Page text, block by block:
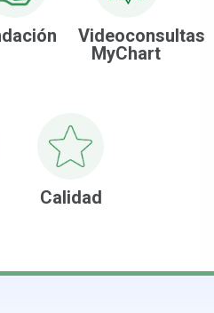
Videoconsultas
MyChart
Calidad